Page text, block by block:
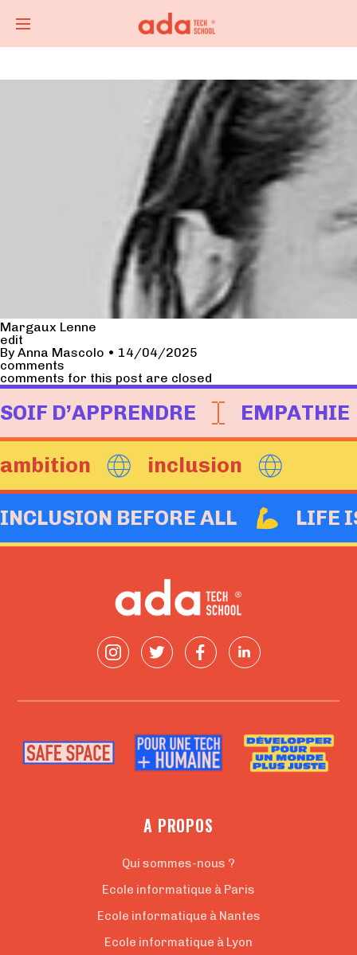
Margaux Lenne
edit
ByAnna Mascolo • 14/04/2025
comments
comments for this post are closed
SOIF D’APPRENDRE EMPATHIE
ambition inclusion
INCLUSION BEFORE ALL LIFE
A PROPOS
Qui sommes-nous ?
Ecole informatique à Paris
Ecole informatique à Nantes
Ecole informatique à Lyon